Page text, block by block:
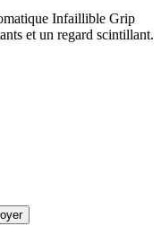
Infaillible Grip
et un regard scintillant.